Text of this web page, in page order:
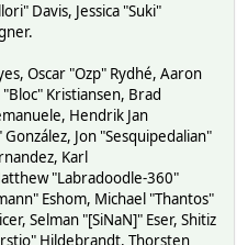
Davis, Jessica "Suki"
Oscar "Ozp" Rydhé, Aaron
Kristiansen, Brad
Hendrik Jan
Jon "Sesquipedalian"
Karl
"Labradoodle-360"
Eshom, Michael "Thantos"
Selman "[SiNaN]" Eser, Shitiz
Hildebrandt, Thorsten